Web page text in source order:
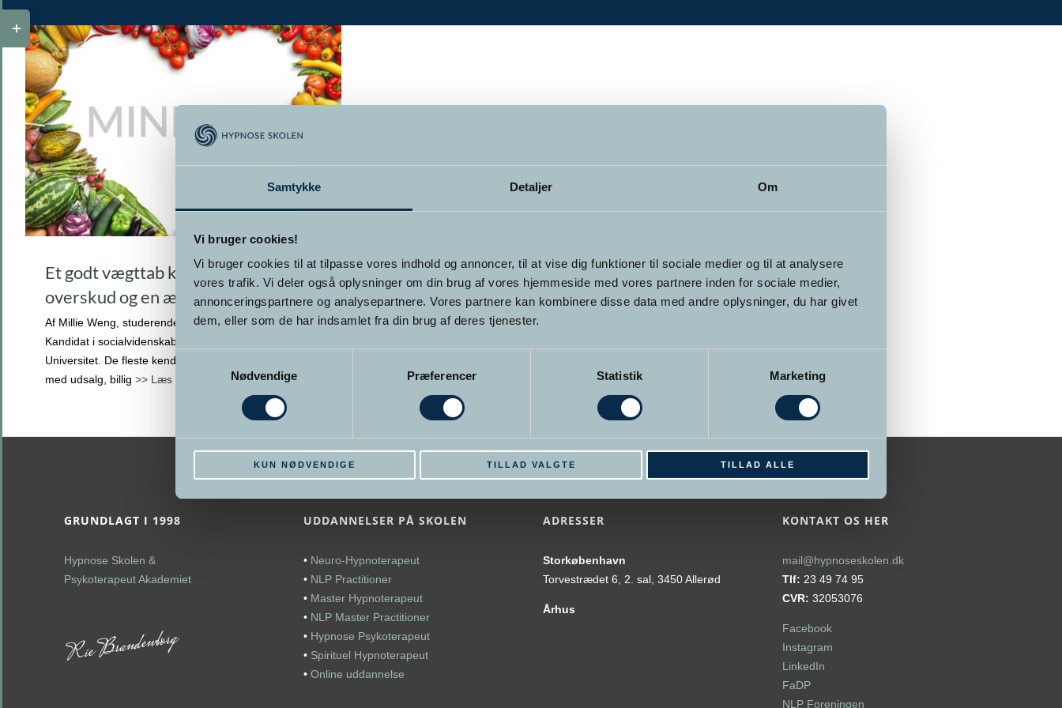
Samtykke Detaljer Om
Vi bruger cookies!
Vi bruger cookies til at tilpasse vores indhold og annoncer, til at vise dig funktioner til sociale medier og til at analysere
vores trafik. Vi deler også oplysninger om din brug af vores hjemmeside med vores partnere inden for sociale medier,
annonceringspartnere og analysepartnere. Vores partnere kan kombinere disse data med andre oplysninger, du har givet
dem, eller som de har indsamlet fra din brug af deres tjenester.
Samtykkevalg
Nødvendige
Præferencer Statistik Marketing
KUN NØDVENDIGE TILLAD VALGTE TILLAD ALLE
Et godt vægttab kræver mentalt
overskud og en ændring af mindset
Af Millie Weng, studerende på Hypnose Skolen,
Kandidat i socialvidenskab og psykologi fra Roskilde
Universitet. De fleste kender januar som en måned
med udsalg, billig >> Læs mere
GRUNDLAGT I 1998
Hypnose Skolen &
Psykoterapeut Akademiet
UDDANNELSER PÅ SKOLEN
• Neuro-Hypnoterapeut
• NLP Practitioner
• Master Hypnoterapeut
• NLP Master Practitioner
• Hypnose Psykoterapeut
• Spirituel Hypnoterapeut
•Online uddannelse
ADRESSER
Storkøbenhavn
Torvestrædet 6, 2. sal, 3450 Allerød
Århus
KONTAKT OS HER
mail@hypnoseskolen.dk
Tlf: 23 49 74 95
CVR: 32053076
Facebook
Instagram
LinkedIn
FaDP
NLP Foreningen
Sliding